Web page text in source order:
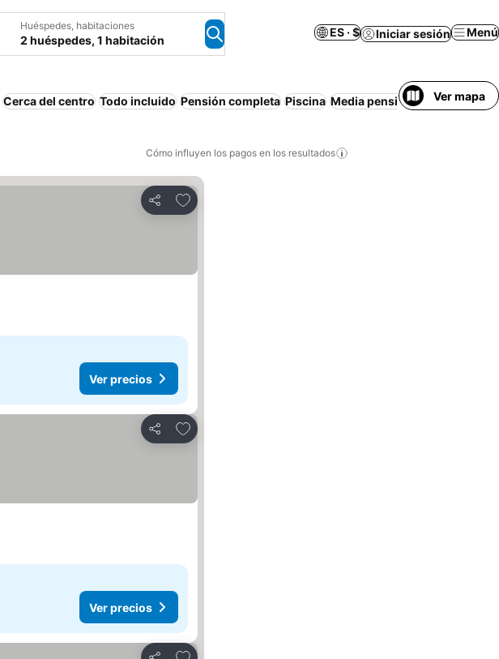
Huéspedes, habitaciones
2 huéspedes, 1 habitación
ES · $ Iniciar sesión Menú
Cerca del centro Todo incluido Pensión completa Piscina Media pensión PlayaVer mapa
Cómo influyen los pagos en los resultados
Compartir
Añadir a favoritos
Ver precios
Compartir
Añadir a favoritos
Ver precios
Añadir a favoritos